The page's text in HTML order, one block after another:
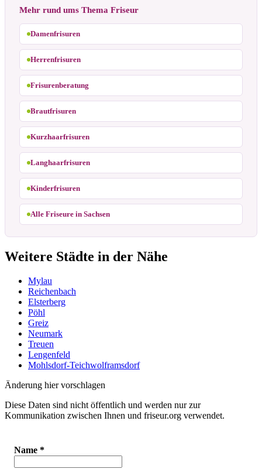
Mehr rund ums Thema Friseur
Damenfrisuren
Herrenfrisuren
Frisurenberatung
Brautfrisuren
Kurzhaarfrisuren
Langhaarfrisuren
Kinderfrisuren
Alle Friseure in Sachsen
Weitere Städte in der Nähe
Mylau
Reichenbach
Elsterberg
Pöhl
Greiz
Neumark
Treuen
Lengenfeld
Mohlsdorf-Teichwolframsdorf
Änderung hier vorschlagen
Diese Daten sind nicht öffentlich und werden nur zur
Kommunikation zwischen Ihnen und friseur.org verwendet.
Name *